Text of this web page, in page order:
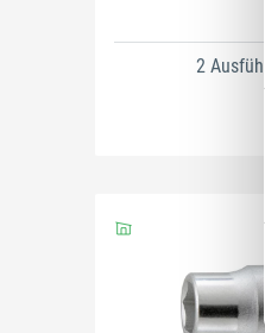
2